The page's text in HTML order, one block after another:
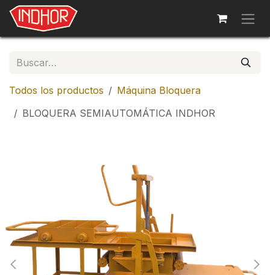
Ir al contenido
Todos los productos
Máquina Bloquera
BLOQUERA SEMIAUTOMÁTICA INDHOR